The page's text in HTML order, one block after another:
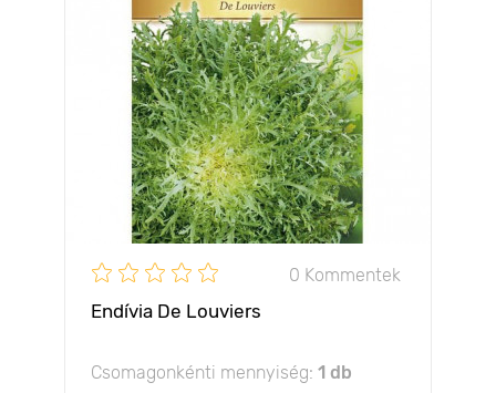
0 Kommentek
Endívia De Louviers
Csomagonkénti mennyiség: 1 db